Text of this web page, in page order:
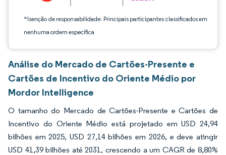
*Isenção de responsabilidade: Principais participantes classificados em
nenhuma ordem específica
Análise do Mercado de Cartões-Presente e
Cartões de Incentivo do Oriente Médio por
Mordor Intelligence
O tamanho do Mercado de Cartões-Presente e Cartões de
Incentivo do Oriente Médio está projetado em USD 24,94
bilhões em 2025, USD 27,14 bilhões em 2026, e deve atingir
USD 41,39 bilhões até 2031, crescendo a um CAGR de 8,80%